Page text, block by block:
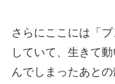
さらにここには「
していて、生きて
んでしまったあと